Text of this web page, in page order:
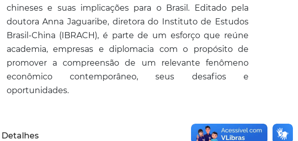
chineses e suas implicações para o Brasil. Editado pela
doutora Anna Jaguaribe, diretora do Instituto de Estudos
Brasil-China (IBRACH), é parte de um esforço que reúne
academia, empresas e diplomacia com o propósito de
promover a compreensão de um relevante fenômeno
econômico contemporâneo, seus desafios e
oportunidades.
Detalhes